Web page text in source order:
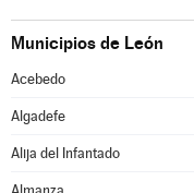
Municipios de León
Acebedo
Algadefe
Alija del Infantado